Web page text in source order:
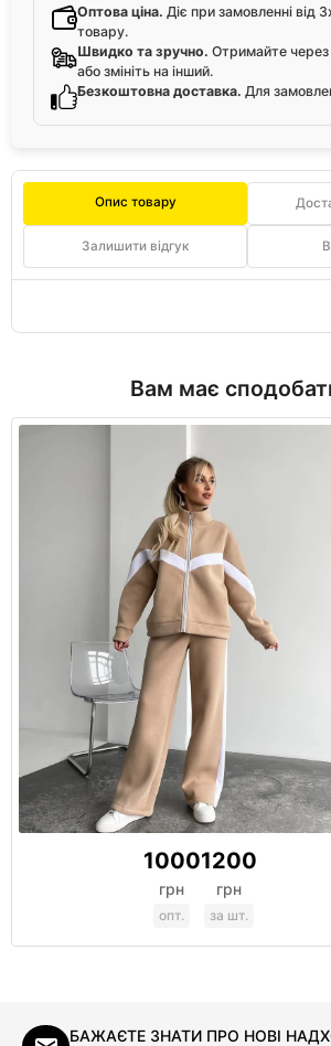
Оптова ціна. Діє при замовленні від
товару.
Швидко та зручно. Отримайте через
або змініть на інший.
Безкоштовна доставка. Для
Опис товару
Залишити відгук
Вам має
1000
грн
опт.
1200
грн
за шт.
БАЖАЄТЕ ЗНАТИ ПРО НОВІ